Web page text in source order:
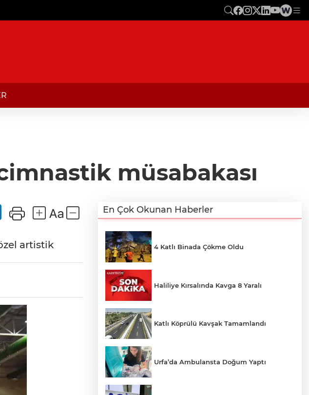
müsabakası
artistik
En Çok Okunan Haberler
4 Katlı Binada Çökme Oldu
Haliliye Kırsalında Kavga 8 Yaralı
Katlı Köprülü Kavşak Tamamlandı
Urfa’da Ambulansta Doğum Yaptı